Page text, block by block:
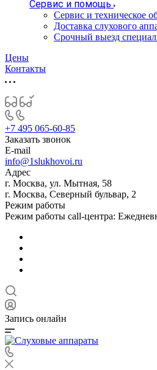
Сервис и помощь
Сервис и техническое
Доставка слухового
Срочный выезд
Цены
Контакты
+7 495 065-60-85
Заказать звонок
E-mail
info@1slukhovoi.ru
Адрес
г. Москва, ул. Мытная, 58
г. Москва, Северный бульвар, 2
Режим работы
Режим работы call-центра:
Запись онлайн